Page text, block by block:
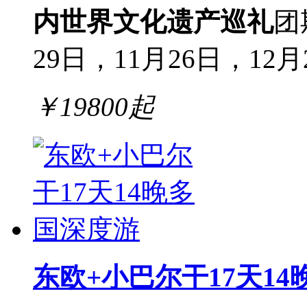
内世界文化遗产巡礼团
29日，11月26日，12
￥19800起
东欧+小巴尔干17天14